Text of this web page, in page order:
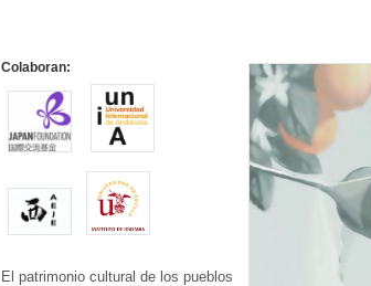
Colaboran:
El patrimonio cultural de los pueblos